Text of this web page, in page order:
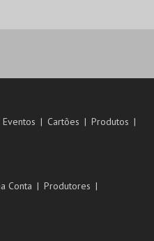
Eventos Cartões
Produtos
Conta
Produtores